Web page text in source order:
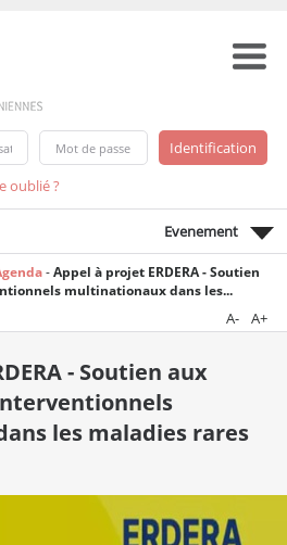
oublié ?
Evenement
-Appel à projet ERDERA - Soutien
multinationaux dans les...
A- A+
- Soutien aux
les maladies rares